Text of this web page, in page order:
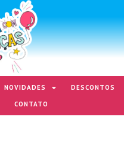
NOVIDADES
DESCONTOS
CONTATO